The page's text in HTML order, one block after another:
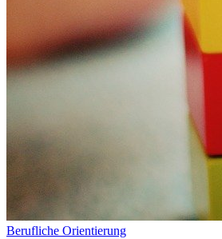
Berufliche Orientierung